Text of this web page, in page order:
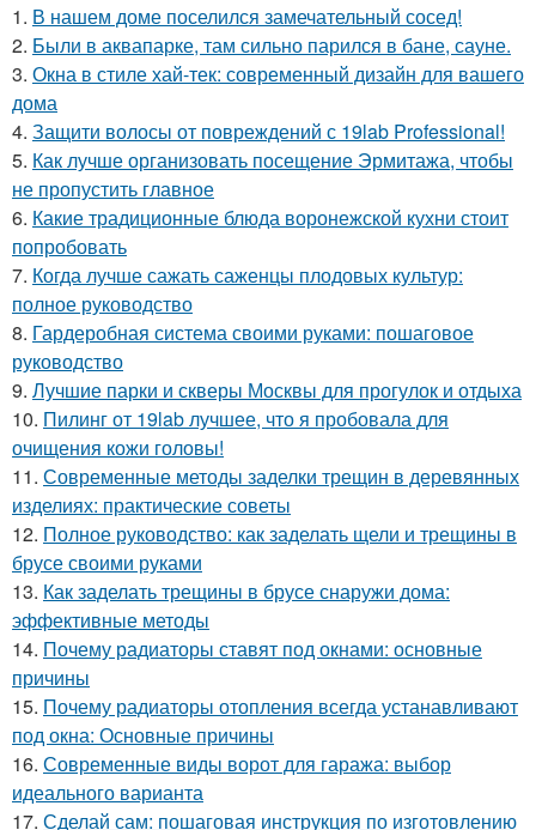
1. В нашем доме поселился замечательный сосед!
2. Были в аквапарке, там сильно парился в бане, сауне.
3. Окна в стиле хай-тек: современный дизайн для вашего
дома
4. Защити волосы от повреждений с 19lab Professional!
5. Как лучше организовать посещение Эрмитажа, чтобы
не пропустить главное
6. Какие традиционные блюда воронежской кухни стоит
попробовать
7. Когда лучше сажать саженцы плодовых культур:
полное руководство
8. Гардеробная система своими руками: пошаговое
руководство
9. Лучшие парки и скверы Москвы для прогулок и отдыха
10. Пилинг от 19lab лучшее, что я пробовала для
очищения кожи головы!
11. Современные методы заделки трещин в деревянных
изделиях: практические советы
12. Полное руководство: как заделать щели и трещины в
брусе своими руками
13. Как заделать трещины в брусе снаружи дома:
эффективные методы
14. Почему радиаторы ставят под окнами: основные
причины
15. Почему радиаторы отопления всегда устанавливают
под окна: Основные причины
16. Современные виды ворот для гаража: выбор
идеального варианта
17. Сделай сам: пошаговая инструкция по изготовлению